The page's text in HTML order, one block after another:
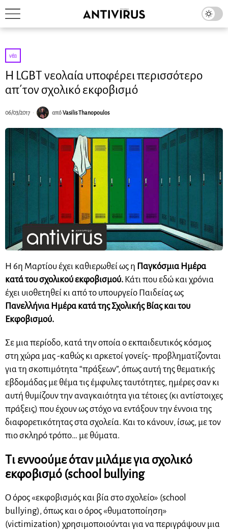
νέα
Η LGBT νεολαία υποφέρει περισσότερο
απ΄τον σχολικό εκφοβισμό
06/03/2017 απόVasilis Thanopoulos
Η 6η Μαρτίου έχει καθιερωθεί ως η Παγκόσμια Ημέρα
κατά του σχολικού εκφοβισμού. Κάτι που εδώ και χρόνια
έχει υιοθετηθεί κι από το υπουργείο Παιδείας ως
Πανελλήνια Ημέρα κατά της Σχολικής Βίας και του
Εκφοβισμού.
Σε μια περίοδο, κατά την οποία ο εκπαιδευτικός κόσμος
στη χώρα μας -καθώς κι αρκετοί γονείς- προβληματίζονται
για τη σκοπιμότητα “πράξεων”, όπως αυτή της θεματικής
εβδομάδας με θέμα τις έμφυλες ταυτότητες, ημέρες σαν κι
αυτή θυμίζουν την αναγκαιότητα για τέτοιες (κι αντίστοιχες
πράξεις) που έχουν ως στόχο να εντάξουν την έννοια της
διαφορετικότητας στα σχολεία. Και το κάνουν, ίσως, με τον
πιο σκληρό τρόπο… με θύματα.
Τι εννοούμε όταν μιλάμε για σχολικό
εκφοβισμό (school bullying
Ο όρος «εκφοβισμός και βία στο σχολείο» (school
bullying), όπως και ο όρος «θυματοποίηση»
(victimization) χρησιμοποιούνται για να περιγράψουν μια